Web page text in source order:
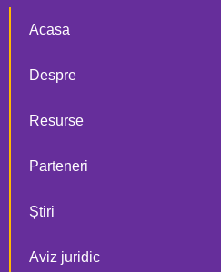
Acasa
Despre
Resurse
Parteneri
Știri
Aviz juridic